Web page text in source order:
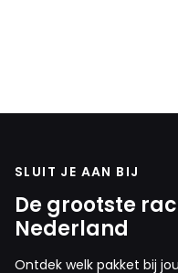
SLUIT JE AAN BIJ
De grootste
Nederland
Ontdek welk pakket bij